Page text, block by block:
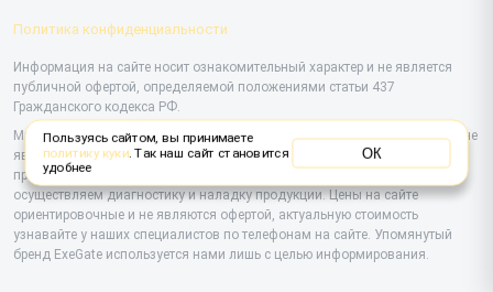
Политика конфиденциальности
Информация на сайте носит ознакомительный характер и не является
публичной офертой, определяемой положениями статьи 437
Гражданского кодекса РФ.
Мы специализируемся на обслуживании и ремонте техники ExeGate, но не
являемся их официальным представителем. Предоставляем
профессиональные услуги после истечения гарантии, а также
осуществляем диагностику и наладку продукции. Цены на сайте
ориентировочные и не являются офертой, актуальную стоимость
узнавайте у наших специалистов по телефонам на сайте. Упомянутый
бренд ExeGate используется нами лишь с целью информирования.
Пользуясь сайтом, вы принимаете
политику куки. Так наш сайт становится
удобнее
ОК